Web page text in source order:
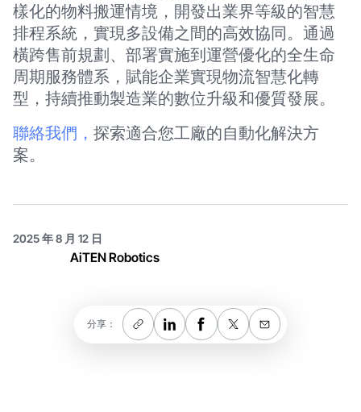
樣化的物料搬運情境，開發出業界等級的智慧
排程系統，實現多設備之間的高效協同。通過
橫跨售前規劃、部署實施到運營優化的全生命
周期服務體系，賦能企業實現物流智慧化轉
型，持續推動製造業的數位升級和優質發展。
聯絡我們， 探索適合您工廠的自動化解決方
案。
2025 年 8 月 12 日
AiTEN Robotics
分享：